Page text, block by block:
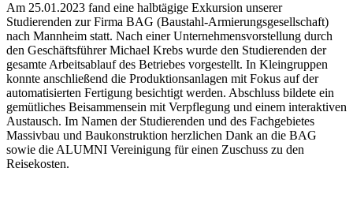
Am 25.01.2023 fand eine halbtägige Exkursion unserer
Studierenden zur Firma BAG (Baustahl-Armierungsgesellschaft)
nach Mannheim statt. Nach einer Unternehmensvorstellung durch
den Geschäftsführer Michael Krebs wurde den Studierenden der
gesamte Arbeitsablauf des Betriebes vorgestellt. In Kleingruppen
konnte anschließend die Produktionsanlagen mit Fokus auf der
automatisierten Fertigung besichtigt werden. Abschluss bildete ein
gemütliches Beisammensein mit Verpflegung und einem interaktiven
Austausch. Im Namen der Studierenden und des Fachgebietes
Massivbau und Baukonstruktion herzlichen Dank an die BAG
sowie die ALUMNI Vereinigung für einen Zuschuss zu den
Reisekosten.